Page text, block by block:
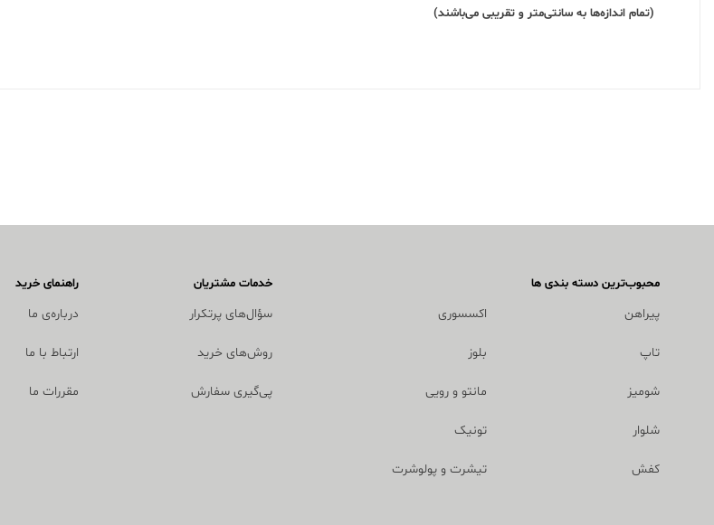
(تمام اندازه‌ها به سانتی‌متر و تقریبی می‌باشند)
محبوب‌ترین دسته بندی ها
پیراهن
تاپ
شومیز
شلوار
کفش
اکسسوری
بلوز
مانتو و رویی
تونیک
تیشرت و پولوشرت
خدمات مشتریان
سؤال‌های پرتکرار
روش‌های خرید
پی‌گیری سفارش
راهنمای خرید
درباره‌ی ما
ارتباط با ما
مقررات ما